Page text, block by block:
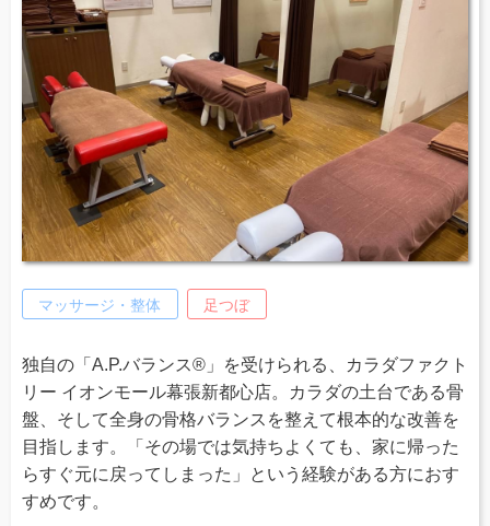
マッサージ・整体 足つぼ
独自の「A.P.バランス®」を受けられる、カラダファクト
リー イオンモール幕張新都心店。カラダの土台である骨
盤、そして全身の骨格バランスを整えて根本的な改善を
目指します。「その場では気持ちよくても、家に帰った
らすぐ元に戻ってしまった」という経験がある方におす
すめです。